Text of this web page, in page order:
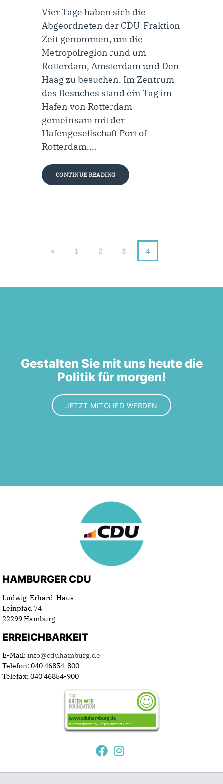
Vier Tage haben sich die
Abgeordneten der CDU-Fraktion
Zeit genommen, um die
Metropolregion rund um
Rotterdam, Amsterdam und Den
Haag zu besuchen. Im Zentrum
des Besuches stand ein Tag im
Hafen von Rotterdam
gemeinsam mit der
Hafengesellschaft Port of
Rotterdam.…
CONTINUE READING
1 2 3 4
Gestalten Sie mit uns heute die
Politik für morgen!
JETZT MITGLIED WERDEN
HAMBURGER CDU
Ludwig-Erhard-Haus
Leinpfad 74
22299 Hamburg
ERREICHBARKEIT
E-Mail: info@cduhamburg.de
Telefon: 040 46854-800
Telefax: 040 46854-900